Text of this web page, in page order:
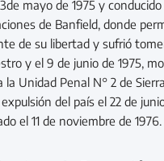
mayo de 1975 y
de Banfield, donde
de su libertad y sufrió
y el 9 de junio de 1975,
Unidad Penal N° 2 de
del país el 22 de
el 11 de noviembre de 1976.